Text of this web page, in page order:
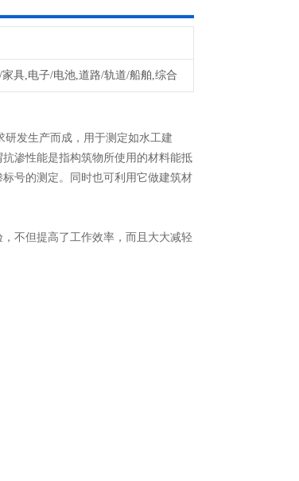
具,电子/电池,道路/轨道/船舶,综合
研发生产而成，用于测定如水工建
渗性能是指构筑物所使用的材料能抵
号的测定。同时也可利用它做建筑材
不但提高了工作效率，而且大大减轻